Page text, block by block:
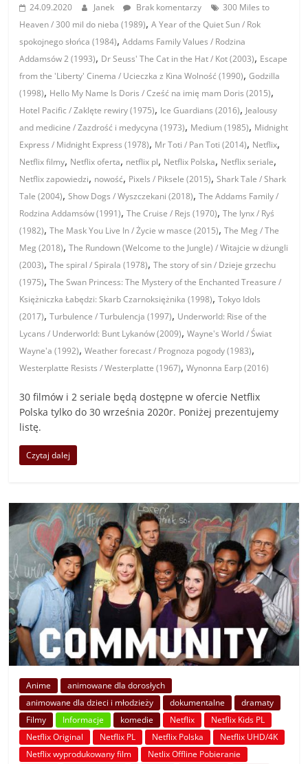
24.09.2020 Janek Brak komentarzy
300 Miles to
Heaven / 300 mil do nieba (1989),A Year of the Quiet Sun / Rok
spokojnego słońca (1984),Addams Family Values / Rodzina
Addamsów 2 (1993), Dr Seuss' The Cat in the Hat / Kot (2003), Escape
from the 'Liberty' Cinema / Ucieczka z Kina Wolność (1990),Godzilla
(1998), Hello My Name Is Doris / Cześć na imię mam Doris (2015),
Hotel Pacific / Zaklęte rewiry (1975), Ice Guardians (2016), Jealousy
and medicine / Zazdrość i medycyna (1973), Medium (1985), Midnight
Express / Midnight Express (1978), Mr Toti / Pan Toti (2014), Netflix,
Netflix filmy, Netflix oferta, netflix pl, Netflix Polska, Netflix seriale,
Netflix zapowiedzi, nowość, Pixels / Piksele (2015),Shark Tale / Shark
Tale (2004),Show Dogs / Wyszczekani (2018),The Addams Family /
Rodzina Addamsów (1991),The Cruise / Rejs (1970),The lynx / Ryś
(1982),The Mask You Live In / Życie w masce (2015),The Meg / The
Meg (2018),The Rundown (Welcome to the Jungle) / Witajcie w dżungli
(2003),The spiral / Spirala (1978),The story of sin / Dzieje grzechu
(1975),The Swan Princess: The Mystery of the Enchanted Treasure /
Księżniczka Łabędzi: Skarb Czarnoksiężnika (1998),Tokyo Idols
(2017),Turbulence / Turbulencja (1997), Underworld: Rise of the
Lycans / Underworld: Bunt Lykanów (2009),Wayne's World / Świat
Wayne'a (1992),Weather forecast / Prognoza pogody (1983),
Westerplatte Resists / Westerplatte (1967),Wynonna Earp (2016)
30 filmów i 2 seriale będą dostępne w ofercie Netflix
Polska tylko do 30 września 2020r. Poniżej prezentujemy
listę.
Czytaj dalej
Anime
animowane dla dorosłych
animowane dla dzieci i młodzieży
dokumentalne
dramaty
Filmy
Informacje komedie Netflix
Netflix Kids PL
Netflix Original
Netflix PL Netflix Polska
Netflix UHD/4K
Netflix wyprodukowany film
Netlix Offline Pobieranie